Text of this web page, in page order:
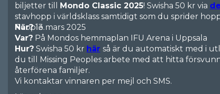
biljetter till Mondo Classic 2025! Swisha 50 kr via
stavhopp i världsklass samtidigt som du sprider
People.
När?13 mars 2025
Var? På Mondos hemmaplan IFU Arena i Uppsala
Hur? Swisha 50 kr här så är du automatiskt med i
du till Missing Peoples arbete med att hitta
återförena familjer.
Vi kontaktar vinnaren per mejl och SMS.